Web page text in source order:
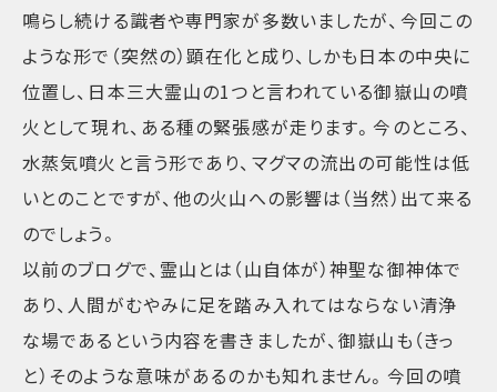
鳴らし続ける識者や専門家が多数いましたが、今回この
ような形で（突然の）顕在化と成り、しかも日本の中央に
位置し、日本三大霊山の1つと言われている御嶽山の噴
火として現れ、ある種の緊張感が走ります。今のところ、
水蒸気噴火と言う形であり、マグマの流出の可能性は低
いとのことですが、他の火山への影響は（当然）出て来る
のでしょう。
以前のブログで、霊山とは（山自体が）神聖な御神体で
あり、人間がむやみに足を踏み入れてはならない清浄
な場であるという内容を書きましたが、御嶽山も（きっ
と）そのような意味があるのかも知れません。今回の噴